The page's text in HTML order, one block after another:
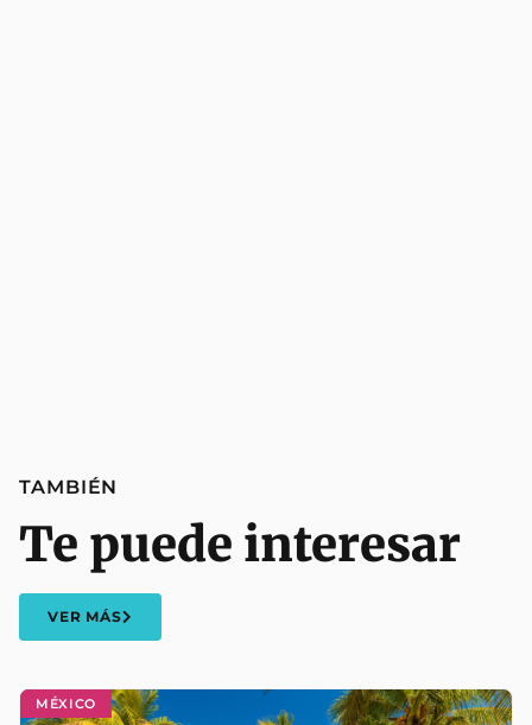
MÉXICO
TAMBIÉN
Te puede interesar
VER MÁS